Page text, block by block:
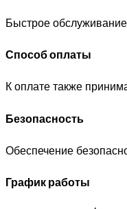
Быстрое обслуживание
Способ оплаты
К оплате также
Безопасность
Обеспечение
График работы